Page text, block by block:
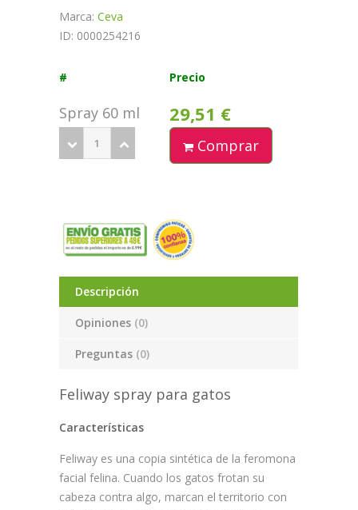
Marca: Ceva
ID: 0000254216
# Precio
Spray 60 ml 29,51 €
Comprar
Descripción
Opiniones (0)
Preguntas (0)
Feliway spray para gatos
Características
Feliway es una copia sintética de la feromona
facial felina. Cuando los gatos frotan su
cabeza contra algo, marcan el territorio con